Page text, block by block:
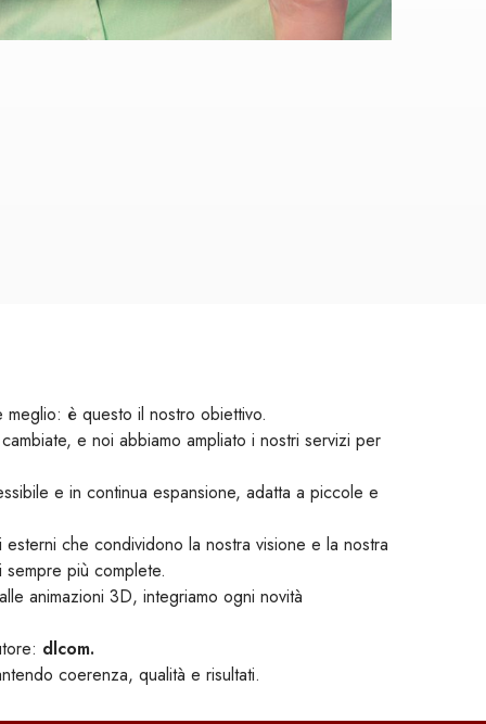
è questo il nostro obiettivo.
e noi abbiamo ampliato i nostri servizi per
e in continua espansione, adatta a piccole e
che condividono la nostra visione e la nostra
più complete.
animazioni 3D, integriamo ogni novità
dlcom.
coerenza, qualità e risultati.